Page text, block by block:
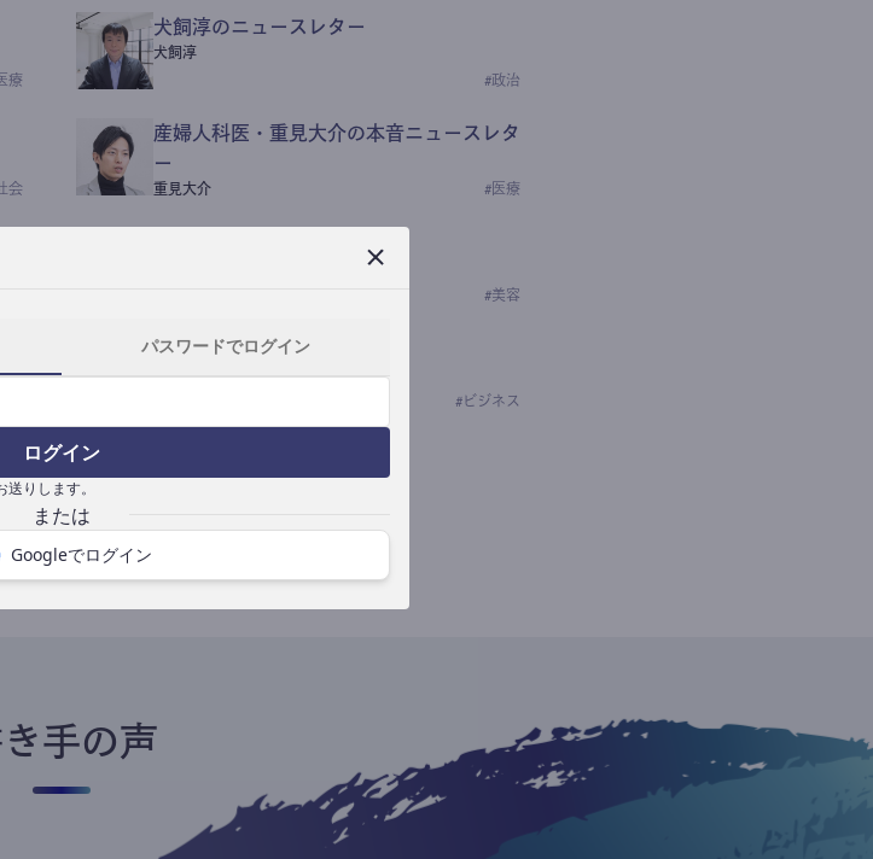
パスワードでログイン
ログイン
りします。
Googleでログイン
療
犬飼淳のニュースレター
犬飼淳
#政治
会
産婦人科医・重見大介の本音ニュースレタ
ー
重見大介 # 医療
なつなつ（化粧品・皮膚科学の研究者）
#美容
ｺｯｶﾗSaaS
# ビジネス
き手になる
手の声